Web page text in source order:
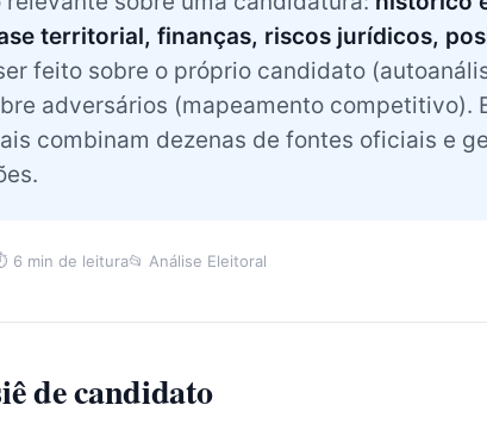
territorial, finanças, riscos jurídicos,
feito sobre o próprio candidato
adversários (mapeamento competitivo).
combinam dezenas de fontes oficiais e
6 min de leitura📂 Análise Eleitoral
de candidato